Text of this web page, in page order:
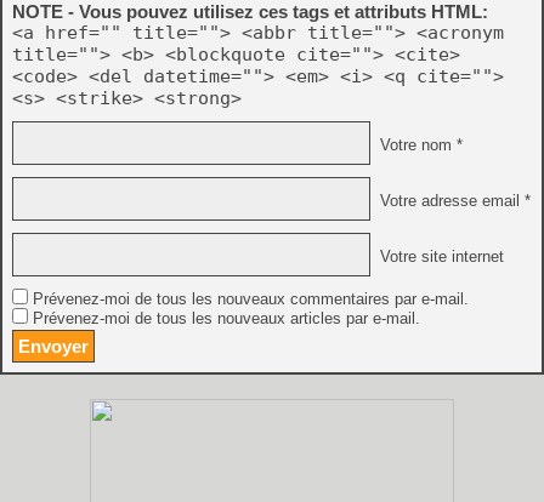
NOTE - Vous pouvez utilisez ces tags et attributs HTML:
<a href="" title=""> <abbr title=""> <acronym
title=""> <b> <blockquote cite=""> <cite>
<code> <del datetime=""> <em> <i> <q cite="">
<s> <strike> <strong>
Votre nom *
Votre adresse email *
Votre site internet
Prévenez-moi de tous les nouveaux commentaires par e-mail.
Prévenez-moi de tous les nouveaux articles par e-mail.